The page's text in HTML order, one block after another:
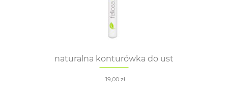
naturalna konturówka do ust
19,00 zł